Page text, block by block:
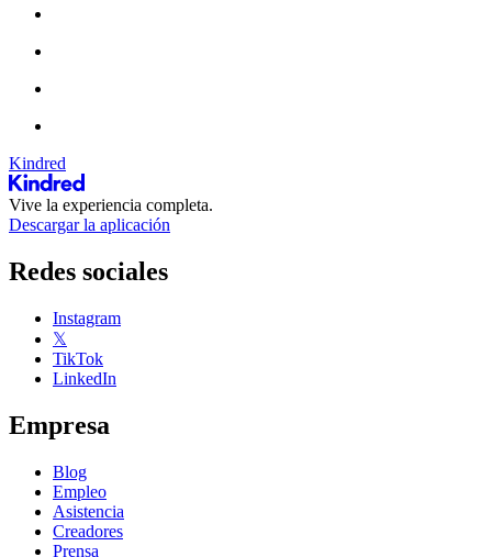
Kindred
Vive la experiencia completa.
Descargar la aplicación
Redes sociales
Instagram
𝕏
TikTok
LinkedIn
Empresa
Blog
Empleo
Asistencia
Creadores
Prensa